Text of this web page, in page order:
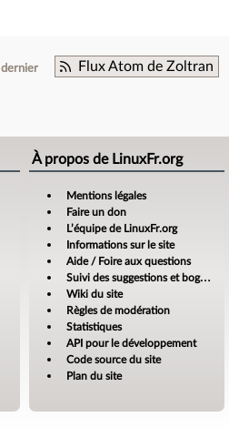
Flux Atom de Zoltran
dernier
À propos de LinuxFr.org
Mentions légales
Faire un don
L’équipe de LinuxFr.org
Informations sur le site
Aide / Foire aux questions
Suivi des suggestions et bogues
Wiki du site
Règles de modération
Statistiques
API pour le développement
Code source du site
Plan du site